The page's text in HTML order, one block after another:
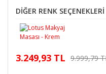
DİĞER RENK SEÇENEKLERİ
3.249,93 TL 9.999,79